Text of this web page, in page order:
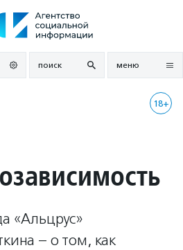
поиск меню
18+
«Альцрус»
– о том, как